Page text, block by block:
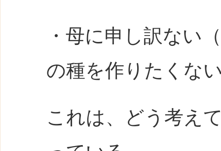
・母に申し訳ない
の種を作りたくな
これは、どう考え